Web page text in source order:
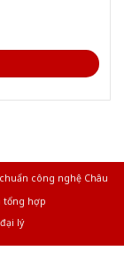
công nghệ Châu
tổng hợp
lý